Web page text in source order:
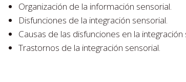
Organización de la información sensorial.
Disfunciones de la integración sensorial.
Causas de las disfunciones en la integración
Trastornos de la integración sensorial.